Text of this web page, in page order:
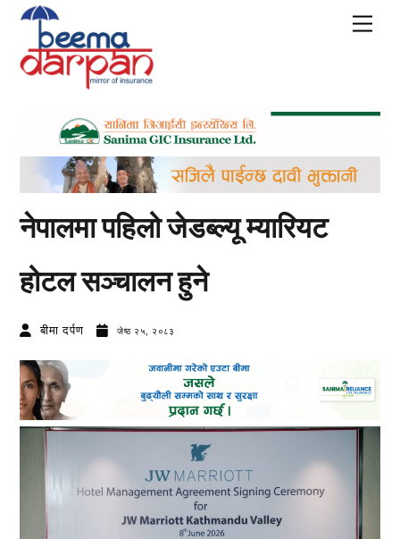
Skip
content
नेपालमा पहिलो जेडब्ल्यू म्यारियट
होटल सञ्चालन हुने
बीमा दर्पण जेष्ठ २५, २०८३